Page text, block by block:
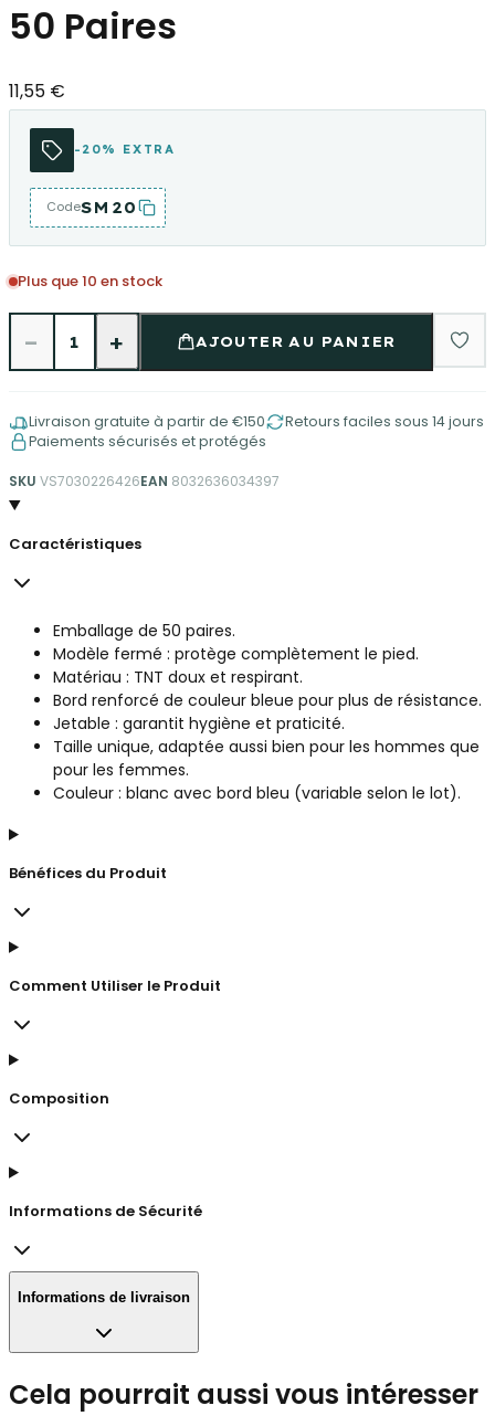
50 Paires
11,55 €
-20% EXTRA
CodeSM20
Plus que 10 en stock
− 1 + AJOUTER AU PANIER
Livraison gratuite à partir de €150
Retours faciles sous 14 jours
Paiements sécurisés et protégés
SKU VS7030226426EAN 8032636034397
Caractéristiques
Emballage de 50 paires.
Modèle fermé : protège complètement le pied.
Matériau : TNT doux et respirant.
Bord renforcé de couleur bleue pour plus de résistance.
Jetable : garantit hygiène et praticité.
Taille unique, adaptée aussi bien pour les hommes que
pour les femmes.
Couleur : blanc avec bord bleu (variable selon le lot).
Bénéfices du Produit
Comment Utiliser le Produit
Composition
Informations de Sécurité
Informations de livraison
Cela pourrait aussi vous intéresser